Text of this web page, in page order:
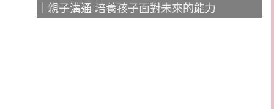
｜親子溝通 培養孩子面對未來的能力